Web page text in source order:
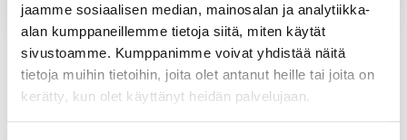
jaamme sosiaalisen median, mainosalan ja analytiikka-
alan kumppaneillemme tietoja siitä, miten käytät
sivustoamme. Kumppanimme voivat yhdistää näitä
tietoja muihin tietoihin, joita olet antanut heille tai joita on
kerätty, kun olet käyttänyt heidän palvelujaan.
La­si­vii­la
10,30€
Lisää ostoskoriin
La­si­vii­la, li­la
10,30€
Lisää ostoskoriin